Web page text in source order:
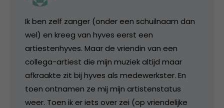
Ik ben zelf zanger (onder een schuilnaam dan
wel) en kreeg van hyves eerst een
artiestenhyves. Maar de vriendin van een
collega-artiest die mijn muziek altijd maar
afkraakte zit bij hyves als medewerkster. En
toen ontnamen ze mij mijn artistenstatus
weer. Toen ik er iets over zei (op vriendelijke